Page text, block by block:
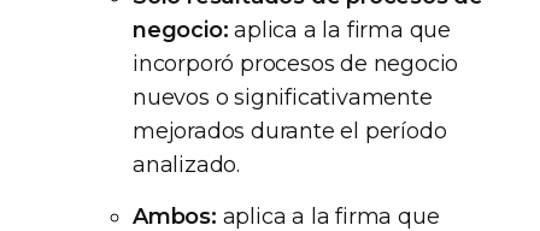
negocio: aplica a la firma que
incorporó procesos de negocio
nuevos o significativamente
mejorados durante el período
analizado.
Ambos: aplica a la firma que